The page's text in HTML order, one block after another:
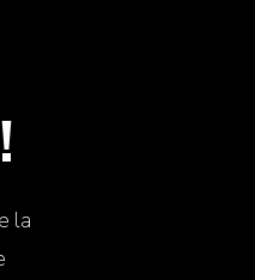
la